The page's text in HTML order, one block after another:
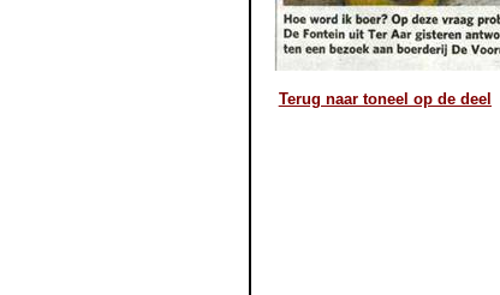
Terug naar toneel op de deel